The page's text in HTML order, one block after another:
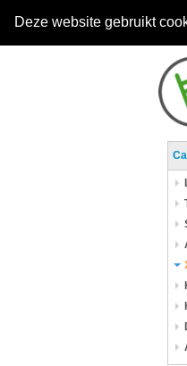
Deze website gebruikt